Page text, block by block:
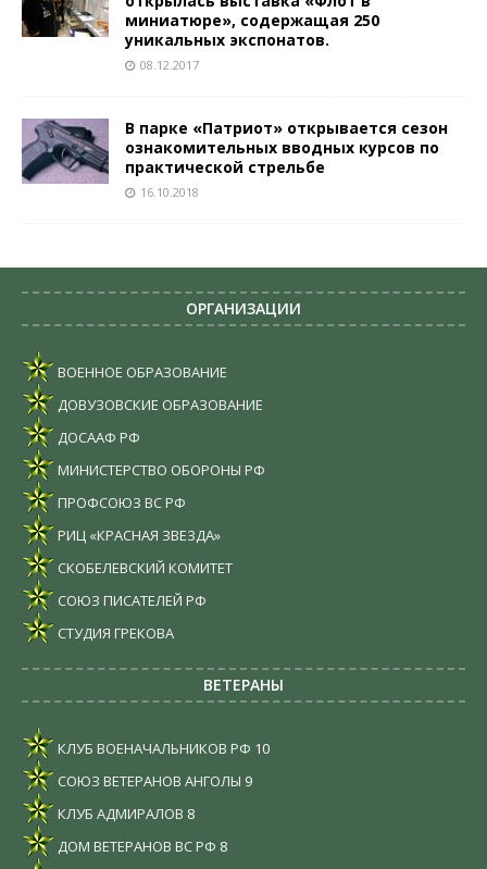
миниатюре», содержащая 250
уникальных экспонатов.
08.12.2017
В парке «Патриот» открывается сезон
ознакомительных вводных курсов по
практической стрельбе
16.10.2018
ОРГАНИЗАЦИИ
ВОЕННОЕ ОБРАЗОВАНИЕ
ДОВУЗОВСКИЕ ОБРАЗОВАНИЕ
ДОСААФ РФ
МИНИСТЕРСТВО ОБОРОНЫ РФ
ПРОФСОЮЗ ВС РФ
РИЦ «КРАСНАЯ ЗВЕЗДА»
СКОБЕЛЕВСКИЙ КОМИТЕТ
СОЮЗ ПИСАТЕЛЕЙ РФ
СТУДИЯ ГРЕКОВА
ВЕТЕРАНЫ
КЛУБ ВОЕНАЧАЛЬНИКОВ РФ 10
СОЮЗ ВЕТЕРАНОВ АНГОЛЫ 9
КЛУБ АДМИРАЛОВ 8
ДОМ ВЕТЕРАНОВ ВС РФ 8